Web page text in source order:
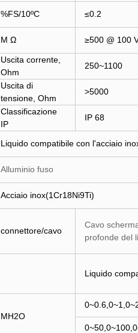
%FS/10ºC ≤0.2
M Ω ≥500 @ 100
Uscita corrente,
Ohm
250~1100
Uscita di
tensione, Ohm
>5000
Classificazione
IP
IP 68
Liquido compatibile con l'acciaio
Alluminio fuso
Acciaio inox(1Cr18Ni9Ti)
connettore/cavo
Cavo
profonde del
Liquido
MH2O